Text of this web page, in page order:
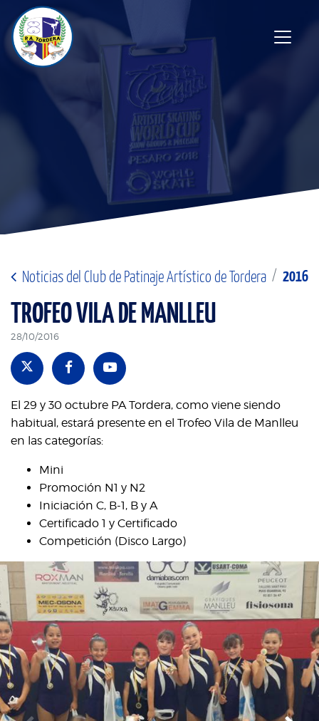
Noticias del Club de Patinaje Artístico de Tordera 2016
TROFEO VILA DE MANLLEU
28/10/2016
El 29 y 30 octubre PA Tordera, como viene siendo
habitual, estará presente en el Trofeo Vila de Manlleu
en las categorías:
Mini
Promoción N1 y N2
Iniciación C, B-1, B y A
Certificado 1 y Certificado
Competición (Disco Largo)